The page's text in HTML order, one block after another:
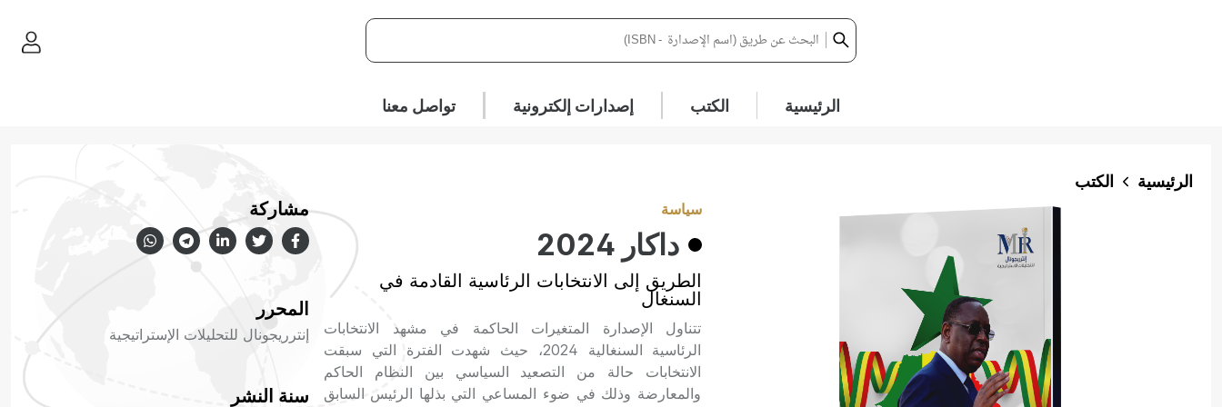
الرئيسية الكتب إصدارات إلكترونية تواصل معنا
الرئيسية الكتب
سياسة
داكار 2024
الطريق إلى الانتخابات الرئاسية القادمة في
السنغال
تتناول الإصدارة المتغيرات الحاكمة في مشهد الانتخابات
الرئاسية السنغالية 2024، حيث شهدت الفترة التي سبقت
الانتخابات حالة من التصعيد السياسي بين النظام الحاكم
والمعارضة وذلك في ضوء المساعي التي بذلها الرئيس السابق
مشاركة
المحرر
إنترريجونال للتحليلات الإستراتيجية
سنة النشر